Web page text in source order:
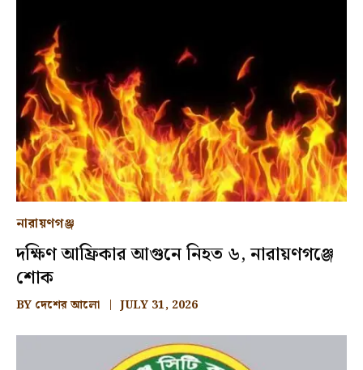
নারায়ণগঞ্জ
দক্ষিণ আফ্রিকার আগুনে নিহত ৬, নারায়ণগঞ্জে
শোক
BY দেশের আলো JULY 31, 2026